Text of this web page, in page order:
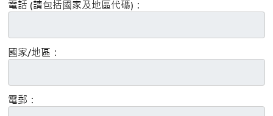
電話 (請包括國家及地區代碼)：
國家/地區：
電郵：